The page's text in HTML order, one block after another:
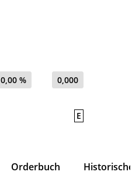
0,00 % 0,000
E
Orderbuch Historische